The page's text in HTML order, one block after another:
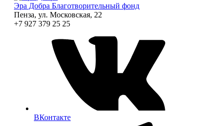
Эра Добра Благотворительный фонд
Пенза, ул. Московская, 22
+7 927 379 25 25
ВКонтакте